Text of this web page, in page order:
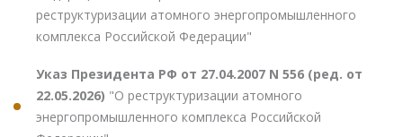
реструктуризации атомного энергопромышленного
комплекса Российской Федерации"
Указ Президента РФ от 27.04.2007 N 556 (ред. от
22.05.2026) "О реструктуризации атомного
энергопромышленного комплекса Российской